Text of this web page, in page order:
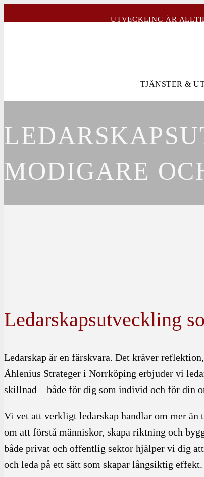
UTVECKLING ÄR
TJÄNSTER &
MODIGARE
Ledarskapsutveckling
Ledarskap är en färskvara. Det kräver
Åhlenius Strateger i Norrköping erbjuder vi
skillnad – både för dig som individ och för din
Vi vet att verkligt ledarskap handlar om mer än
om att förstå människor, skapa riktning och
både privat och offentlig sektor hjälper vi dig
och leda på ett sätt som skapar långsiktig effekt.